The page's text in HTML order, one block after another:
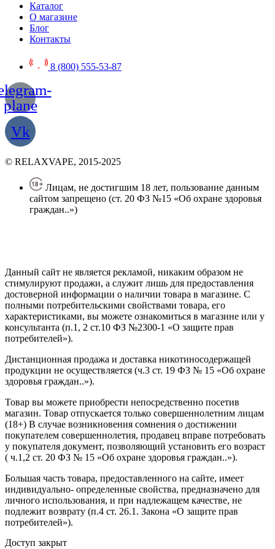
Каталог
О магазине
Блог
Контакты
8 (800) 555-53-87
plane
Vk
© RELAXVAPE, 2015-2025
Лицам, не достигшим 18 лет, пользование данным
сайтом запрещено (ст. 20 ФЗ №15 «Об охране здоровья
граждан..»)
Данный сайт не является рекламой, никаким образом не
стимулируют продажи, а служит лишь для предоставления
достоверной информации о наличии товара в магазине. С
полными потребительскими свойствами товара, его
характеристиками, вы можете ознакомиться в магазине или у
консультанта (п.1, 2 ст.10 ФЗ №2300-1 «О защите прав
потребителей»).
Дистанционная продажа и доставка никотиносодержащей
продукции не осуществляется (ч.3 ст. 19 ФЗ № 15 «Об охране
здоровья граждан..»).
Товар вы можете приобрести непосредственно посетив
магазин. Товар отпускается только совершеннолетним лицам
(18+) В случае возникновения сомнения о достижении
покупателем совершеннолетия, продавец вправе потребовать
у покупателя документ, позволяющий установить его возраст
( ч.1,2 ст. 20 ФЗ № 15 «Об охране здоровья граждан..»).
Большая часть товара, предоставленного на сайте, имеет
индивидуально- определенные свойства, предназначено для
личного использования, и при надлежащем качестве, не
подлежит возврату (п.4 ст. 26.1. Закона «О защите прав
потребителей»).
Доступ закрыт